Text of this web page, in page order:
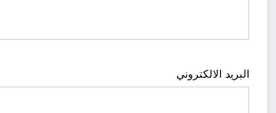
البريد الالكتروني